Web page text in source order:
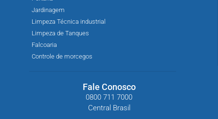
Jardinagem
Limpeza Técnica industrial
Limpeza de Tanques
Falcoaria
Controle de morcegos
Fale Conosco
0800 711 7000
Central Brasil